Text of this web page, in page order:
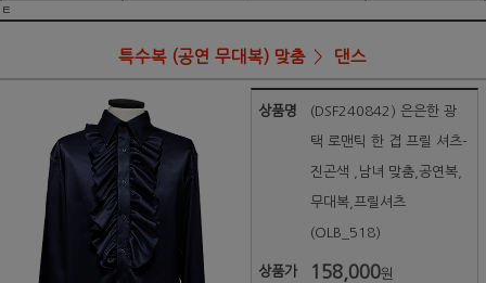
ㅌ
특수복 (공연 무대복) 맞춤 댄스
상품명 (DSF240842) 은은한 광
택 로맨틱 한 겹 프릴 셔츠-
진곤색 ,남녀 맞춤,공연복,
무대복,프릴셔츠
(OLB_518)
상품가 158,000원